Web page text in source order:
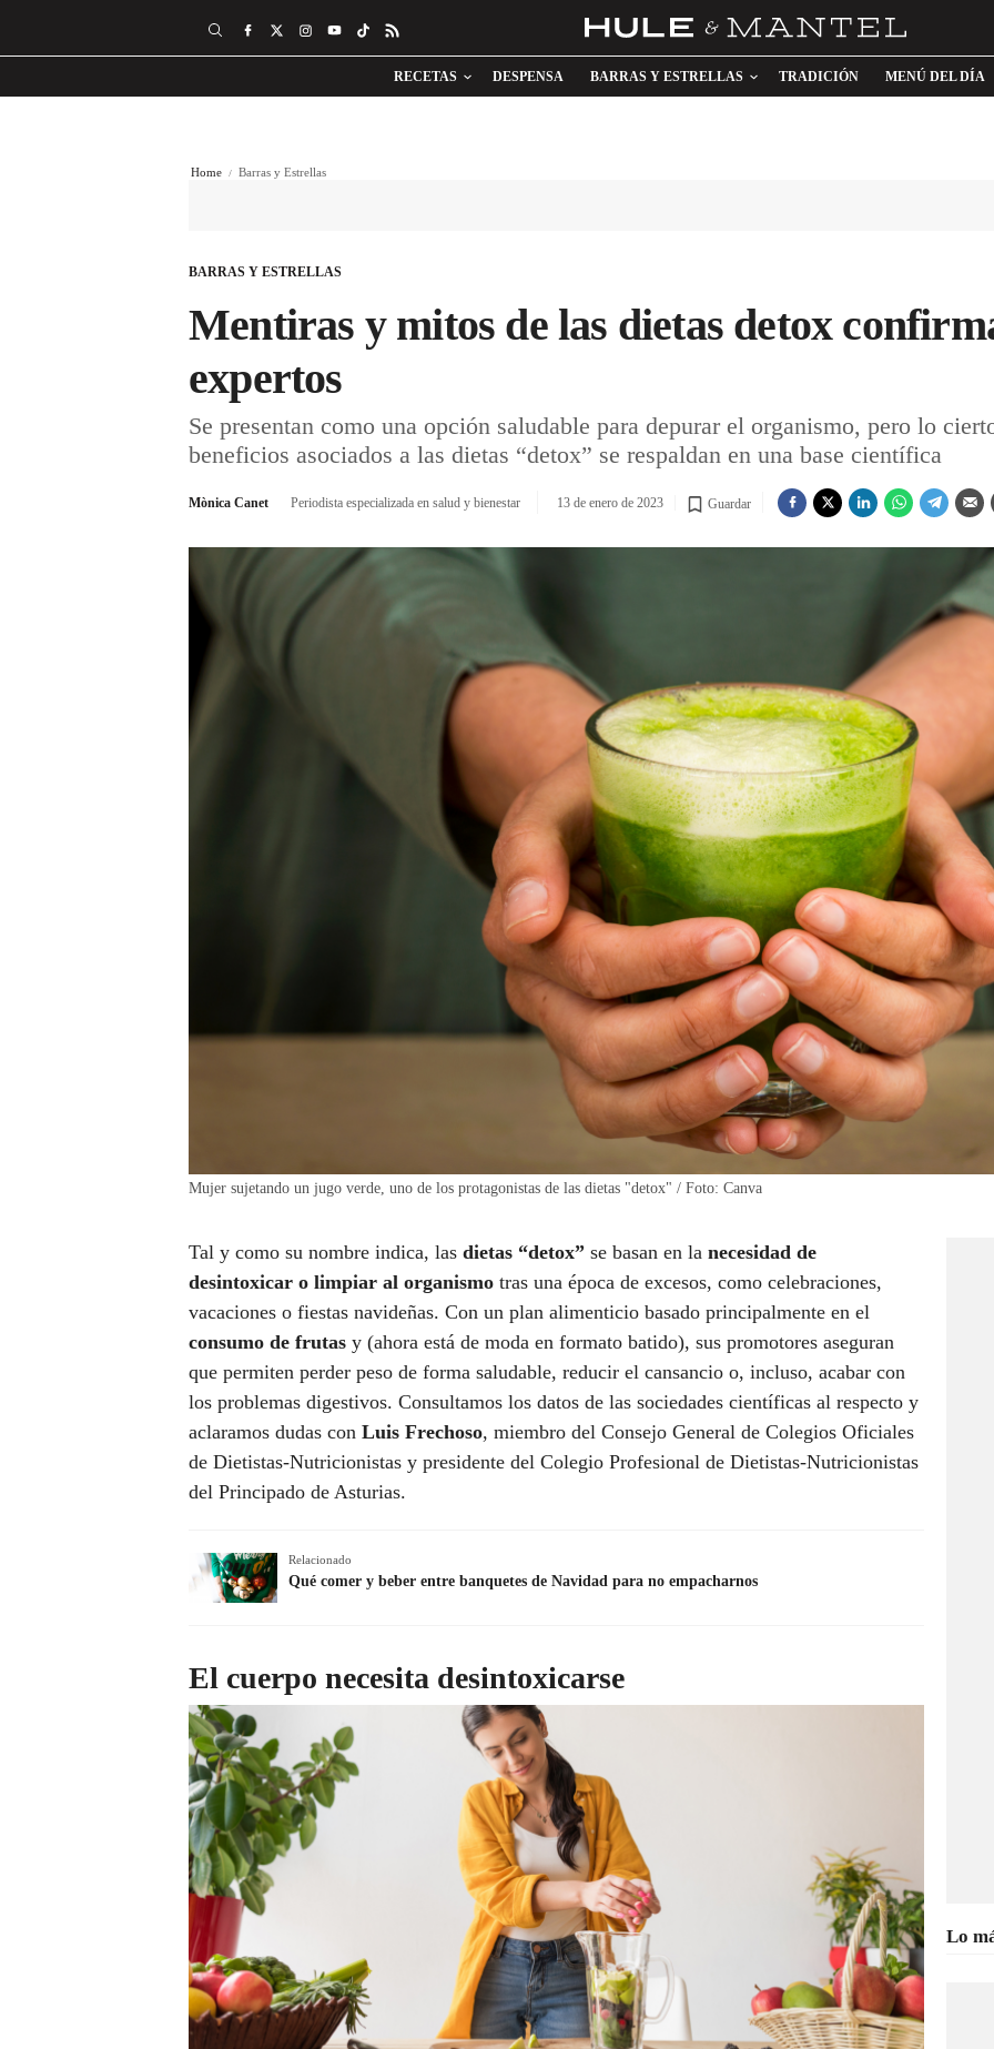
RECETAS DESPENSA BARRAS Y ESTRELLAS TRADICIÓN MENÚ DEL DÍA
Home Barras y Estrellas
BARRAS Y ESTRELLAS
Mentiras y mitos de las dietas detox
expertos
Se presentan como una opción saludable para depurar el organismo, pero lo
beneficios asociados a las dietas “detox” se respaldan en una base científica
Mònica Canet Periodista especializada en salud y bienestar 13 de enero de 2023 Guardar
Mujer sujetando un jugo verde, uno de los protagonistas de las dietas "detox" / Foto: Canva
Tal y como su nombre indica, las dietas “detox” se basan en la necesidad de
desintoxicar o limpiar al organismo tras una época de excesos, como celebraciones,
vacaciones o fiestas navideñas. Con un plan alimenticio basado principalmente en el
consumo de frutas y (ahora está de moda en formato batido), sus promotores aseguran
que permiten perder peso de forma saludable, reducir el cansancio o, incluso, acabar con
los problemas digestivos. Consultamos los datos de las sociedades científicas al respecto y
aclaramos dudas con Luis Frechoso, miembro del Consejo General de Colegios Oficiales
de Dietistas-Nutricionistas y presidente del Colegio Profesional de Dietistas-Nutricionistas
del Principado de Asturias.
Relacionado
Qué comer y beber entre banquetes de Navidad para no empacharnos
El cuerpo necesita desintoxicarse
Lo